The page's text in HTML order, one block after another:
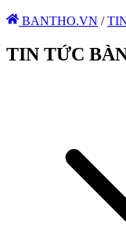
BANTHO.VN /
TIN TỨC